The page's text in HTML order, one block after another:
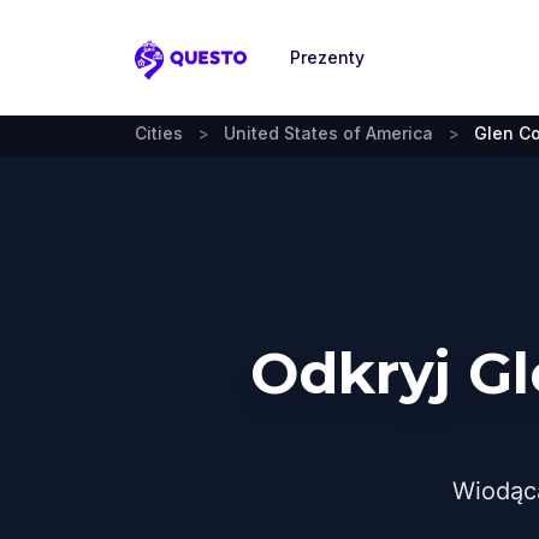
Questo
Prezenty
Cities > United States of America > Glen
Odkryj